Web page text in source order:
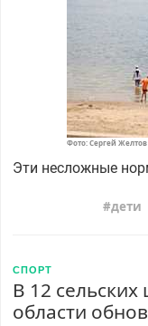
Фото: Сергей Желтов
Эти несложные
дети
СПОРТ
В 12
области